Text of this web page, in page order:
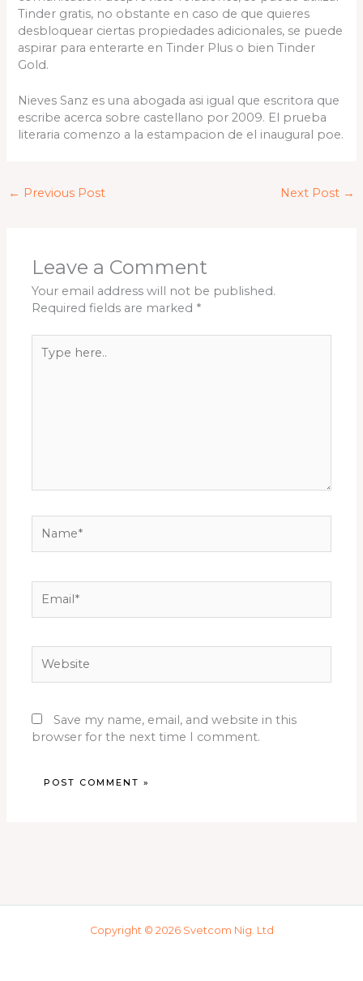
Tinder gratis, no obstante en caso de que quieres
desbloquear ciertas propiedades adicionales, se puede
aspirar para enterarte en Tinder Plus o bien Tinder
Gold.
Nieves Sanz es una abogada asi­ igual que escritora que
escribe acerca sobre castellano por 2009. El prueba
literaria comenzo a la estampacion de el inaugural poe.
← Previous Post Next Post →
Leave a Comment
Your email address will not be published.
Required fields are marked *
here..
Save my name, email, and website in this
browser for the next time I comment.
Copyright © 2026 Svetcom Nig. Ltd